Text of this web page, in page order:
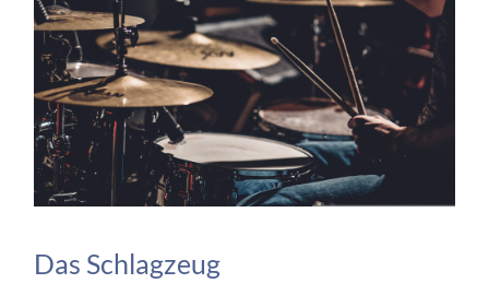
Das Schlagzeug